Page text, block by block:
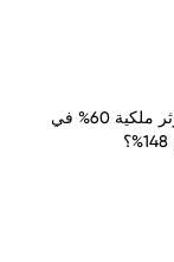
بترورابغ وأرامكو: كيف تؤثر ملكية 60% في